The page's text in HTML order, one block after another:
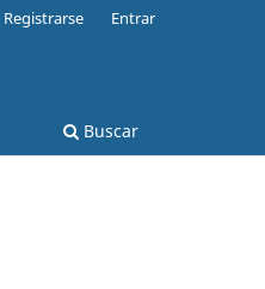
Buscar
Registrarse Entrar